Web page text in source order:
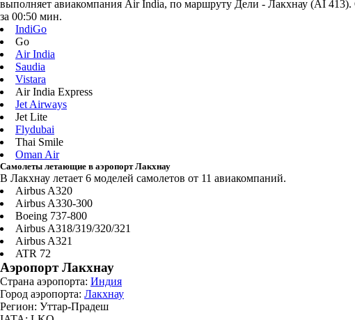
выполняет авиакомпания Air India, по маршруту Дели - Лакхнау (AI
за 00:50 мин.
IndiGo
Go
Air India
Saudia
Vistara
Air India Express
Jet Airways
Jet Lite
Flydubai
Thai Smile
Oman Air
Самолеты летающие в аэропорт Лакхнау
В Лакхнау летает 6 моделей самолетов от 11 авиакомпаний.
Airbus A320
Airbus A330-300
Boeing 737-800
Airbus A318/319/320/321
Airbus A321
ATR 72
Аэропорт Лакхнау
Страна аэропорта: Индия
Город аэропорта: Лакхнау
Регион: Уттар-Прадеш